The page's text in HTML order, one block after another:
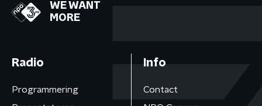
WE WANT
MORE
Radio
Programmering
Info
Contact